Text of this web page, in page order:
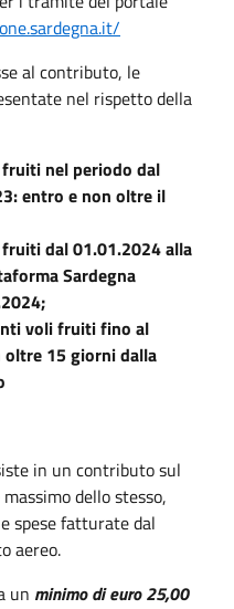
al contributo, le
nel rispetto della
nel periodo dal
entro e non oltre il
dal 01.01.2024 alla
Sardegna
voli fruiti fino al
15 giorni dalla
in un contributo sul
dello stesso,
spese fatturate dal
aereo.
un minimo di euro 25,00